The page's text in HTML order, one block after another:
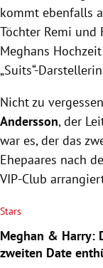
kommt ebenfalls
Töchter Remi und
Meghans
„Suits“-
Nicht zu
Andersson, der
war es, der das
Ehepaares nach
VIP-Club
Stars
Meghan & Harry:
zweiten Date